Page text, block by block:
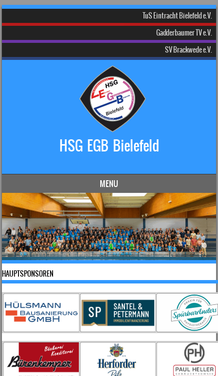
TuS Eintracht Bielefeld e.V.
Gadderbaumer TV e.V.
SV Brackwede e.V.
HSG EGB Bielefeld
MENU
Skip to content
HAUPTSPONSOREN